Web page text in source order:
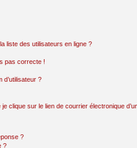
liste des utilisateurs en ligne ?
pas correcte !
d’utilisateur ?
clique sur le lien de courrier électronique
?
?